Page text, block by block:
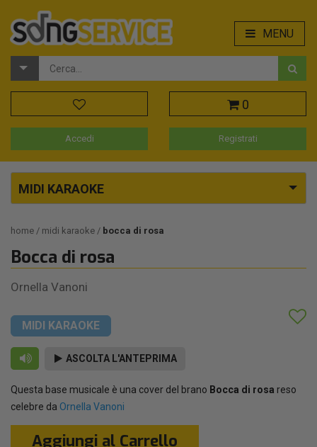
MENU
0
Accedi Registrati
MIDI KARAOKE
home midi karaoke bocca di rosa
Bocca di rosa
Ornella Vanoni
MIDI KARAOKE
ASCOLTA L'ANTEPRIMA
Questa base musicale è una cover del brano Bocca di rosa reso
celebre da Ornella Vanoni
Aggiungi al Carrello